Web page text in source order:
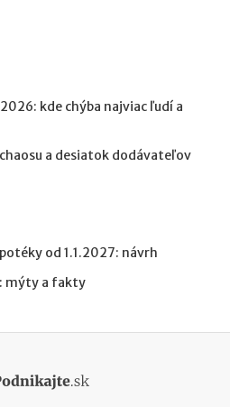
kde chýba najviac ľudí a
a desiatok dodávateľov
od 1.1.2027: návrh
mýty a fakty